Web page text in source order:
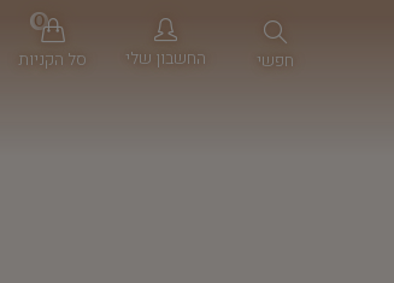
חפשי החשבון שלי סל הקניות
0